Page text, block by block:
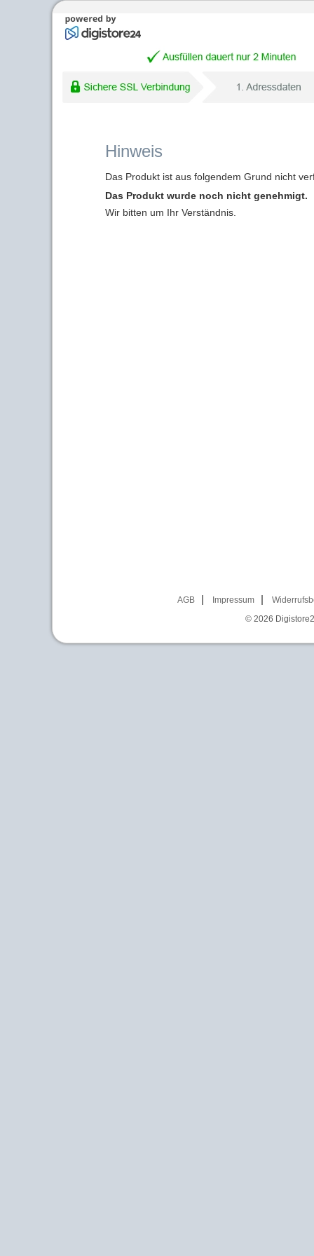
Hinweis
Das Produkt ist aus folgendem Grund nicht
Das Produkt wurde noch nicht genehmigt.
Wir bitten um Ihr Verständnis.
AGB Impressum
© 2026